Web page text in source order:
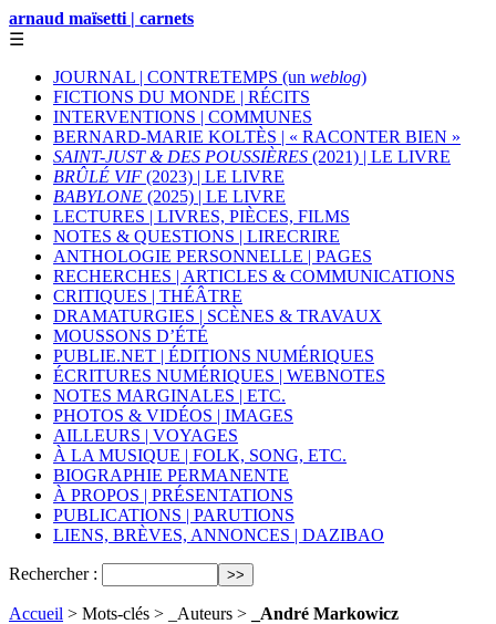
arnaud maïsetti | carnets
☰
JOURNAL | CONTRETEMPS (un weblog)
FICTIONS DU MONDE | RÉCITS
INTERVENTIONS | COMMUNES
BERNARD-MARIE KOLTÈS | « RACONTER BIEN »
SAINT-JUST & DES POUSSIÈRES (2021) | LE LIVRE
BRÛLÉ VIF (2023) | LE LIVRE
BABYLONE (2025) | LE LIVRE
LECTURES | LIVRES, PIÈCES, FILMS
NOTES & QUESTIONS | LIRECRIRE
ANTHOLOGIE PERSONNELLE | PAGES
RECHERCHES | ARTICLES & COMMUNICATIONS
CRITIQUES | THÉÂTRE
DRAMATURGIES | SCÈNES & TRAVAUX
MOUSSONS D’ÉTÉ
PUBLIE.NET | ÉDITIONS NUMÉRIQUES
ÉCRITURES NUMÉRIQUES | WEBNOTES
NOTES MARGINALES | ETC.
PHOTOS & VIDÉOS | IMAGES
AILLEURS | VOYAGES
À LA MUSIQUE | FOLK, SONG, ETC.
BIOGRAPHIE PERMANENTE
À PROPOS | PRÉSENTATIONS
PUBLICATIONS | PARUTIONS
LIENS, BRÈVES, ANNONCES | DAZIBAO
Rechercher :
Accueil > Mots-clés > _Auteurs > _André Markowicz